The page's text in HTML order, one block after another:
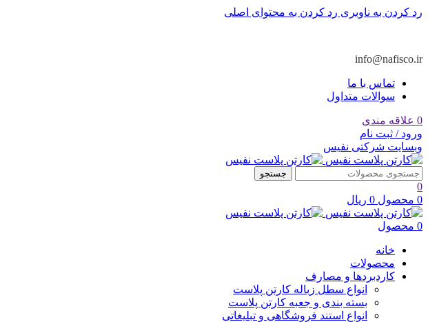
رد کردن به ناوبری رد کردن به محتوای اصلی
info@nafisco.ir
تماس با ما
سوالات متداول
0 علاقه مندی
ورود / ثبت نام
وبسایت شرکتی نفیس
جستجو
0
0 محصول 0 ریال
0 محصول
خانه
محصولات
کاردبردها و مصارف
انواع سطل زباله کارتن پلاست
بسته بندی و جعبه کارتن پلاست
انواع استند فروشگاهی و تبلیغاتی